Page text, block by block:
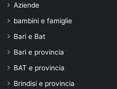
Aziende
bambini e famiglie
Bari e Bat
Bari e provincia
BAT e provincia
Brindisi e provincia